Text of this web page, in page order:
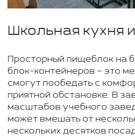
Школьная кухня
Просторный пищеблок на
блок-контейнеров – это
смогут пообедать с
приятной обстановке. В
масштабов учебного
может вмешать от
нескольких десятков